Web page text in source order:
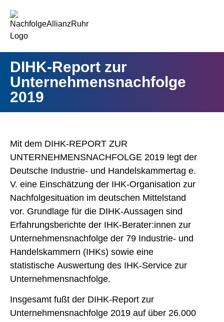
springen
DIHK-Report zur
Unternehmensnachfolge
2019
Mit dem DIHK-REPORT ZUR
UNTERNEHMENSNACHFOLGE 2019 legt der
Deutsche Industrie- und Handelskammertag e.
V. eine Einschätzung der IHK-Organisation zur
Nachfolgesituation im deutschen Mittelstand
vor. Grundlage für die DIHK-Aussagen sind
Erfahrungsberichte der IHK-Berater:innen zur
Unternehmensnachfolge der 79 Industrie- und
Handelskammern (IHKs) sowie eine
statistische Auswertung des IHK-Service zur
Unternehmensnachfolge.
Insgesamt fußt der DIHK-Report zur
Unternehmensnachfolge 2019 auf über 26.000